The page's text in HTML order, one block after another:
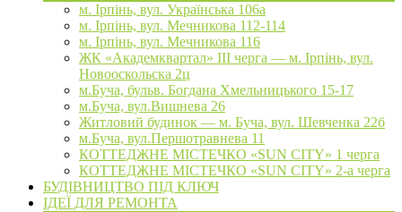
м. Ірпінь, вул. Українська 106а
м. Ірпінь, вул. Мечникова 112-114
м. Ірпінь, вул. Мечникова 116
ЖК «Академквартал» III черга — м. Ірпінь, вул.
Новооскольска 2ц
м.Буча, бульв. Богдана Хмельницького 15-17
м.Буча, вул.Вишнева 26
Житловий будинок — м. Буча, вул. Шевченка 22б
м.Буча, вул.Першотравнева 11
КОТТЕДЖНЕ МІСТЕЧКО «SUN CITY» 1 черга
КОТТЕДЖНЕ МІСТЕЧКО «SUN CITY» 2-а черга
БУДІВНИЦТВО ПІД КЛЮЧ
ІДЕЇ ДЛЯ РЕМОНТА